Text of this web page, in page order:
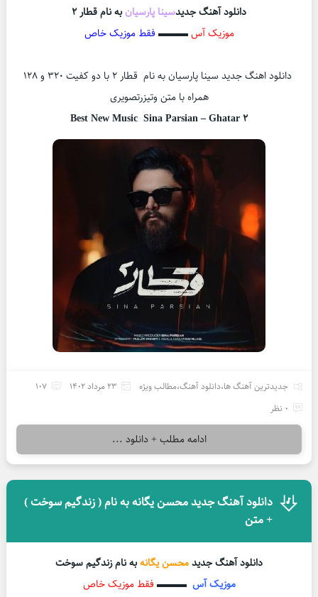
دانلود آهنگ جدیدسینا پارسیان به نام قطار 2
موزیک آس▬▬▬ فقط موزیک خاص
دانلود اهنگ جدید سینا پارسیان به نام قطار 2 با دو کفیت 320 و 128
همراه با متن وتیزرتصویری
Best New Music Sina Parsian–Ghatar 2
جدیدترین آهنگ ها،دانلود آهنگ،مطالب ویژه 23 مرداد 1402
107
0 نظر
ادامه مطلب + دانلود ...
دانلود آهنگ جدید محسن یگانه به نام ( زندگیم سوخت )
+ متن
دانلود آهنگ جدیدمحسن یگانهبه نامزندگیم سوخت
موزیک آس ▬▬▬ فقط موزیک خاص